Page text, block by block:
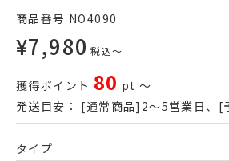
商品番号 NO4090
¥7,980 税込〜
獲得ポイント 80 pt 〜
発送目安： [通常商品]2～5営業日、[
タイプ